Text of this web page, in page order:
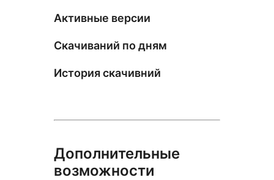
Активные версии
Скачиваний по дням
История скачивний
Дополнительные
возможности